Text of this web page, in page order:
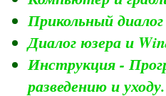
Прикольный
Диалог юзера и
Инструкция -
разведению и уходу.